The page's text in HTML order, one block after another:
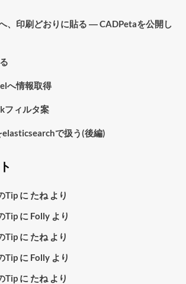
、印刷どおりに貼る ― CADPetaを公開し
へ情報取得
フィルタ案
で扱う(後編)
Tipに たねより
Tipに Follyより
Tipに たねより
Tipに Follyより
Tipに たねより